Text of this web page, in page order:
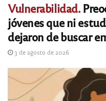
Vulnerabilidad.
jóvenes que ni
dejaron de buscar
3 de agosto de 2026